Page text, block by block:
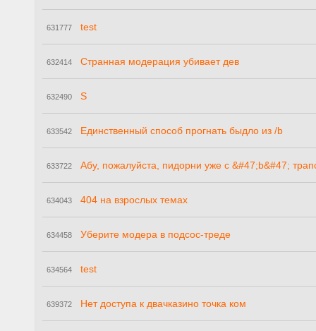
631777 test
632414 Странная модерация убивает дев
632490 S
633542 Единственный способ прогнать быдло из /b
633722 Абу, пожалуйста, пидорни уже с &#47;b&#47;
634043 404 на взрослых темах
634458 Уберите модера в подсос-треде
634564 test
639372 Нет доступа к двачказино точка ком